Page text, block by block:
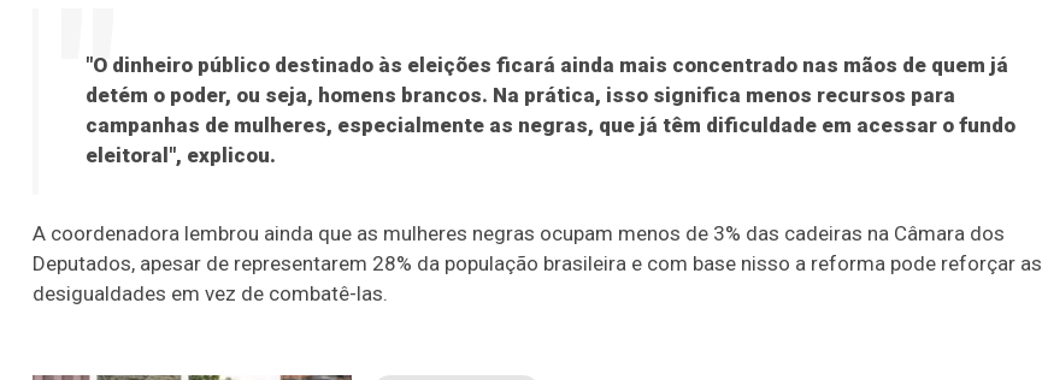
"O dinheiro público destinado às eleições ficará ainda mais concentrado nas mãos de quem já
detém o poder, ou seja, homens brancos. Na prática, isso significa menos recursos para
campanhas de mulheres, especialmente as negras, que já têm dificuldade em acessar o fundo
eleitoral", explicou.
A coordenadora lembrou ainda que as mulheres negras ocupam menos de 3% das cadeiras na Câmara dos
Deputados, apesar de representarem 28% da população brasileira e com base nisso a reforma pode reforçar as
desigualdades em vez de combatê-las.